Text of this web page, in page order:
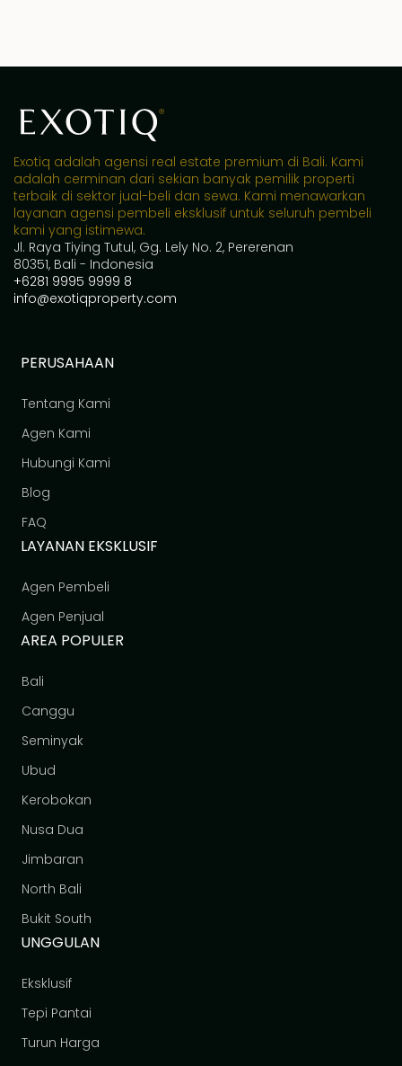
Exotiq adalah agensi real estate premium di Bali. Kami
adalah cerminan dari sekian banyak pemilik properti
terbaik di sektor jual-beli dan sewa. Kami menawarkan
layanan agensi pembeli eksklusif untuk seluruh pembeli
kami yang istimewa.
Jl. Raya Tiying Tutul, Gg. Lely No. 2, Pererenan
80351, Bali - Indonesia
+6281 9995 9999 8
info@exotiqproperty.com
PERUSAHAAN
Tentang Kami
Agen Kami
Hubungi Kami
Blog
FAQ
LAYANAN EKSKLUSIF
Agen Pembeli
Agen Penjual
AREA POPULER
Bali
Canggu
Seminyak
Ubud
Kerobokan
Nusa Dua
Jimbaran
North Bali
Bukit South
UNGGULAN
Eksklusif
Tepi Pantai
Turun Harga